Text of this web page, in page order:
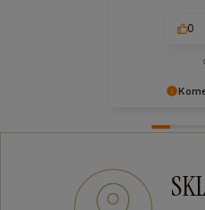
pozytywną
klientów! Do
0